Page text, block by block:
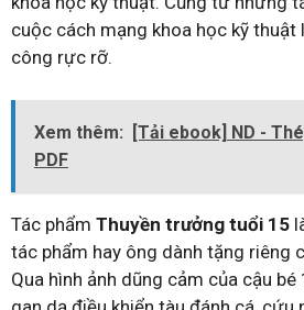
cuộc cách mạng khoa học kỹ thuật
công rực rỡ.
Xem thêm:
[Tải ebook] ND -
PDF
Tác phẩm Thuyền trưởng tuổi 15
tác phẩm hay ông dành tặng riêng
Qua hình ảnh dũng cảm của cậu